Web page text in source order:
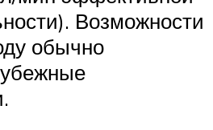
Возможности
обычно